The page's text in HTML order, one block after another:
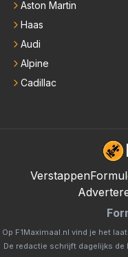
Aston Martin
Haas
Audi
Alpine
Cadillac
Verstappen
Op F1Maximaal.nl vind je het
De redactie schrijft dagelijks